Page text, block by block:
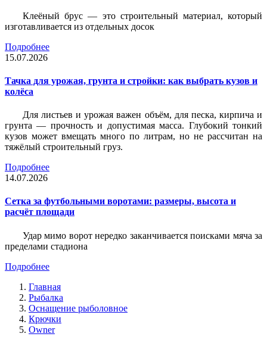
Клеёный брус — это строительный материал, который
изготавливается из отдельных досок
Подробнее
15.07.2026
Тачка для урожая, грунта и стройки: как выбрать кузов и
колёса
Для листьев и урожая важен объём, для песка, кирпича и
грунта — прочность и допустимая масса. Глубокий тонкий
кузов может вмещать много по литрам, но не рассчитан на
тяжёлый строительный груз.
Подробнее
14.07.2026
Сетка за футбольными воротами: размеры, высота и
расчёт площади
Удар мимо ворот нередко заканчивается поисками мяча за
пределами стадиона
Подробнее
Главная
Рыбалка
Оснащение рыболовное
Крючки
Owner